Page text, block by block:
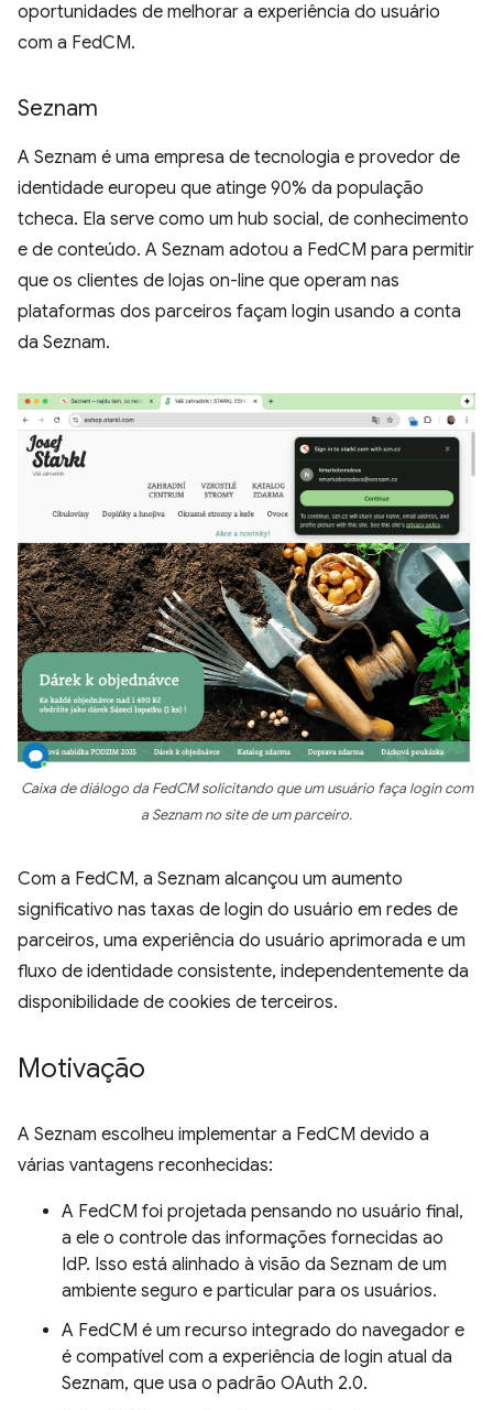
oportunidades de melhorar a experiência do usuário
com a FedCM.
Seznam
A Seznam é uma empresa de tecnologia e provedor de
identidade europeu que atinge 90% da população
tcheca. Ela serve como um hub social, de conhecimento
e de conteúdo. A Seznam adotou a FedCM para permitir
que os clientes de lojas on-line que operam nas
plataformas dos parceiros façam login usando a conta
da Seznam.
Caixa de diálogo da FedCM solicitando que um usuário faça login com
a Seznam no site de um parceiro.
Com a FedCM, a Seznam alcançou um aumento
significativo nas taxas de login do usuário em redes de
parceiros, uma experiência do usuário aprimorada e um
fluxo de identidade consistente, independentemente da
disponibilidade de cookies de terceiros.
Motivação
A Seznam escolheu implementar a FedCM devido a
várias vantagens reconhecidas:
A FedCM foi projetada pensando no usuário final,
a ele o controle das informações fornecidas ao
IdP. Isso está alinhado à visão da Seznam de um
ambiente seguro e particular para os usuários.
A FedCM é um recurso integrado do navegador e
é compatível com a experiência de login atual da
Seznam, que usa o padrão OAuth 2.0.